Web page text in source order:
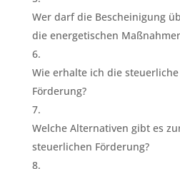
Wer darf die Bescheinigung
die energetischen
Wie erhalte ich die steuerliche
Förderung?
Welche Alternativen gibt es
steuerlichen Förderung?